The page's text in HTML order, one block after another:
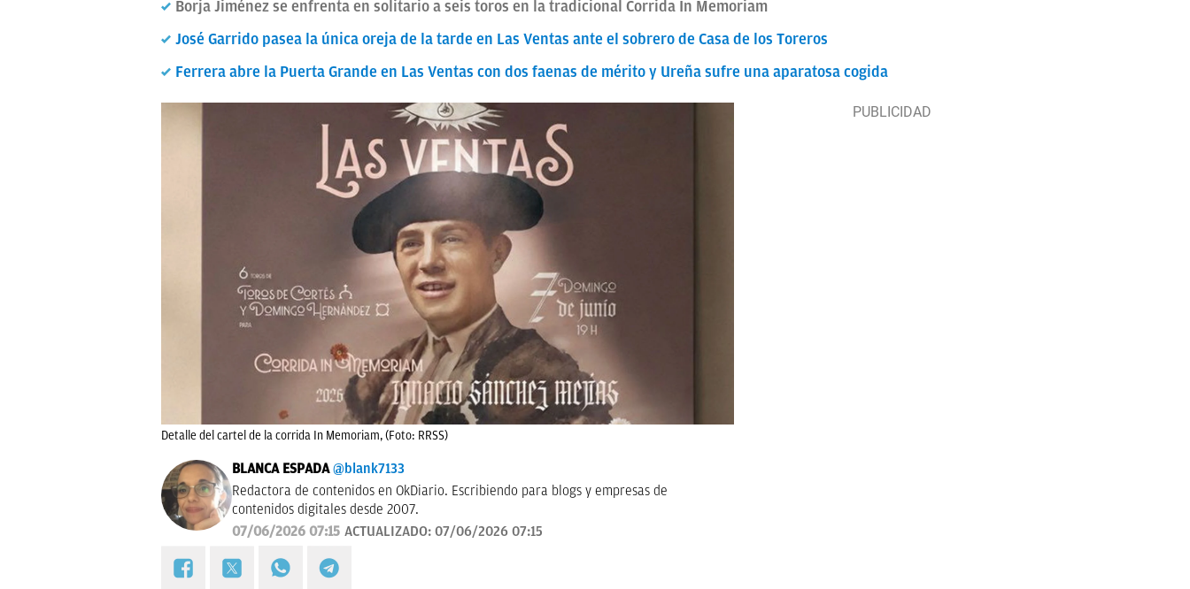
Borja Jiménez se enfrenta en solitario a seis toros en la tradicional Corrida In Memoriam
José Garrido pasea la única oreja de la tarde en Las Ventas ante el sobrero de Casa de los Toreros
Ferrera abre la Puerta Grande en Las Ventas con dos faenas de mérito y Ureña sufre una aparatosa cogida
Detalle del cartel de la corrida In Memoriam, (Foto: RRSS)
BLANCA ESPADA @blank7133
Redactora de contenidos en OkDiario. Escribiendo para blogs y empresas de
contenidos digitales desde 2007.
07/06/2026 07:15 ACTUALIZADO: 07/06/2026 07:15